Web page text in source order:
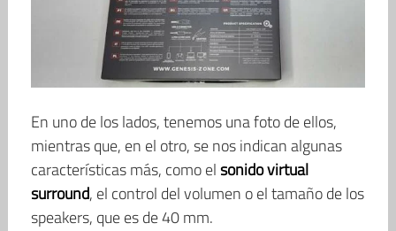
En uno de los lados, tenemos una foto de ellos,
mientras que, en el otro, se nos indican algunas
características más, como elsonido virtual
surround, el control del volumen o el tamaño de los
speakers, que es de 40 mm.